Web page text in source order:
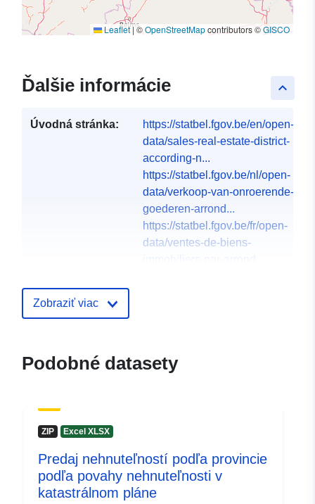
Leaflet|©OpenStreetMapcontributors ©GISCO
keyboard_arrow_up
Ďalšie informácie
Úvodná stránka:
https://statbel.fgov.be/en/open-
data/sales-real-estate-district-
according-n...
https://statbel.fgov.be/nl/open-
data/verkoop-van-onroerende-
goederen-arrond...
https://statbel.fgov.be/fr/open-
data/ventes-de-biens-
Jazyky:
Vydavateľ:
North Gate II & III - INS
https://statbel.fgov.be/
Kontaktné
Statbel (Directorate General
Zobraziť viac
Podobné datasety
ZIP Excel XLSX
Predaj nehnuteľností podľa provincie
podľa povahy nehnuteľnosti v
katastrálnom pláne